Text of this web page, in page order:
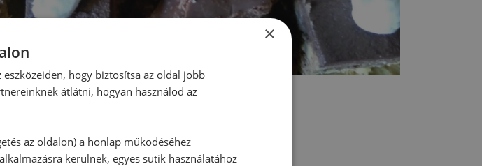
×
hogy biztosítsa az oldal jobb
átlátni, hogyan használod az
az oldalon) a honlap működéséhez
kerülnek, egyes sütik használatához